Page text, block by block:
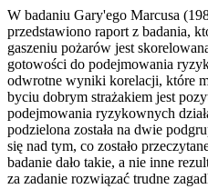
W badaniu Gary'ego Marcusa
przedstawiono raport z badania,
gaszeniu pożarów jest
gotowości do podejmowania
odwrotne wyniki korelacji, które
byciu dobrym strażakiem jest
podejmowania ryzykownych
podzielona została na dwie
się nad tym, co zostało
badanie dało takie, a nie inne
za zadanie rozwiązać trudne